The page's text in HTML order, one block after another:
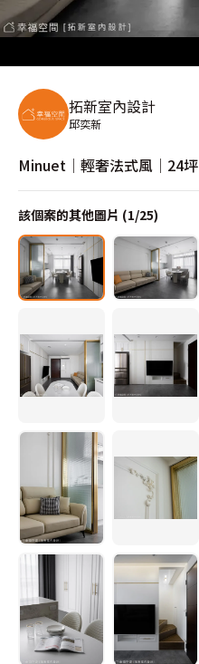
拓新室內設計
邱奕新
Minuet│輕奢法式風│24坪
該個案的其他圖片 (1/25)